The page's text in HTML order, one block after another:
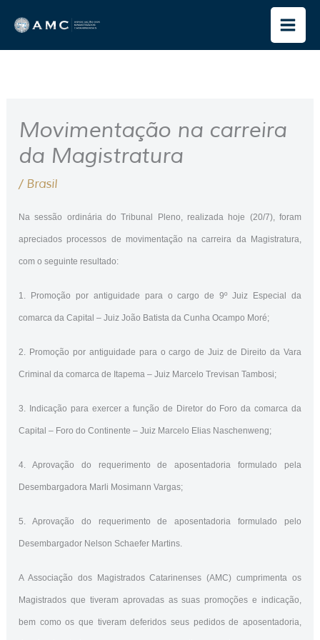
para
o
Movimentação na carreira
da Magistratura
/ Brasil
Na sessão ordinária do Tribunal Pleno, realizada hoje (20/7), foram
apreciados processos de movimentação na carreira da Magistratura,
com o seguinte resultado:
1. Promoção por antiguidade para o cargo de 9º Juiz Especial da
comarca da Capital – Juiz João Batista da Cunha Ocampo Moré;
2. Promoção por antiguidade para o cargo de Juiz de Direito da Vara
Criminal da comarca de Itapema – Juiz Marcelo Trevisan Tambosi;
3. Indicação para exercer a função de Diretor do Foro da comarca da
Capital – Foro do Continente – Juiz Marcelo Elias Naschenweng;
4. Aprovação do requerimento de aposentadoria formulado pela
Desembargadora Marli Mosimann Vargas;
5. Aprovação do requerimento de aposentadoria formulado pelo
Desembargador Nelson Schaefer Martins.
A Associação dos Magistrados Catarinenses (AMC) cumprimenta os
Magistrados que tiveram aprovadas as suas promoções e indicação,
bem como os que tiveram deferidos seus pedidos de aposentadoria,